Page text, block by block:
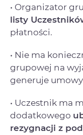
• Organizator
listy
płatności.
• Nie ma
grupowej na
generuje
• Uczestnik ma
dodatkowego
rezygnacji z